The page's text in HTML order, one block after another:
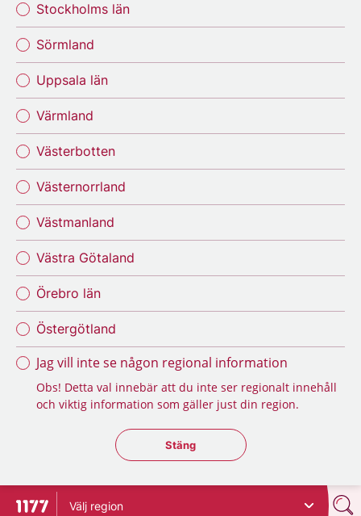
Stockholms län
Sörmland
Uppsala län
Värmland
Västerbotten
Västernorrland
Västmanland
Västra Götaland
Örebro län
Östergötland
Jag vill inte se någon regional information
Obs! Detta val innebär att du inte ser regionalt innehåll
och viktig information som gäller just din region.
Stäng regionsväljaren
Stäng
Till startsidan för 1177
Välj region